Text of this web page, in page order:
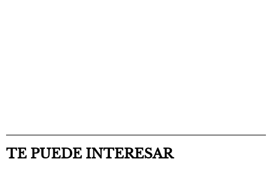
TE PUEDE INTERESAR